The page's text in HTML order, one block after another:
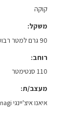
קוקה
משקל
90 גרם למטר רבוע
רוחב
110 סנטימטר
מעצב/ת
איאנו איצ'יינגי Ayano Ichiyanagi